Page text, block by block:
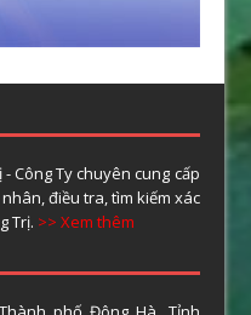
- Công Ty chuyên cung cấp
điều tra, tìm kiếm xác
Trị. >> Xem thêm